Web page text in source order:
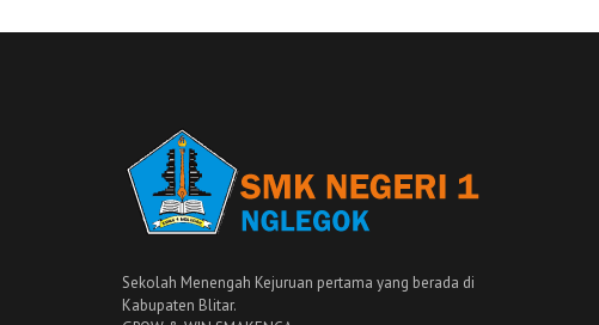
Sekolah Menengah Kejuruan pertama yang berada di
Kabupaten Blitar.